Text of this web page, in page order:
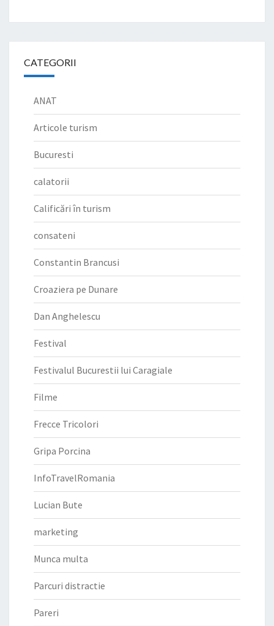
CATEGORII
ANAT
Articole turism
Bucuresti
calatorii
Calificări în turism
consateni
Constantin Brancusi
Croaziera pe Dunare
Dan Anghelescu
Festival
Festivalul Bucurestii lui Caragiale
Filme
Frecce Tricolori
Gripa Porcina
InfoTravelRomania
Lucian Bute
marketing
Munca multa
Parcuri distractie
Pareri